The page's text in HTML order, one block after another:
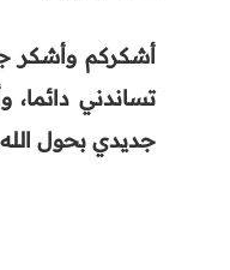
أشكركم وأشكر
تساندني
جديدي بحول الله